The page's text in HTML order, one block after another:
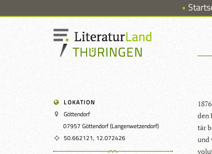
LOKATION
Göttendorf
07957 Göttendorf (Langenwetzendorf)
50.662121, 12.072426
den
tär
und